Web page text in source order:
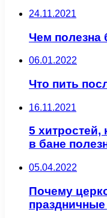
24.11.2021
Чем полезна
06.01.2022
Что пить
16.11.2021
5
в бане
05.04.2022
Почему